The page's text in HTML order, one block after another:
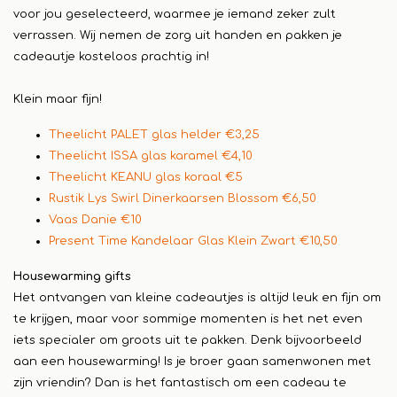
voor jou geselecteerd, waarmee je iemand zeker zult
verrassen. Wij nemen de zorg uit handen en pakken je
cadeautje kosteloos prachtig in!
Klein maar fijn!
Theelicht PALET glas helder €3,25
Theelicht ISSA glas karamel €4,10
Theelicht KEANU glas koraal €5
Rustik Lys Swirl Dinerkaarsen Blossom €6,50
Vaas Danie €10
Present Time Kandelaar Glas Klein Zwart €10,50
Housewarming gifts
Het ontvangen van kleine cadeautjes is altijd leuk en fijn om
te krijgen, maar voor sommige momenten is het net even
iets specialer om groots uit te pakken. Denk bijvoorbeeld
aan een housewarming! Is je broer gaan samenwonen met
zijn vriendin? Dan is het fantastisch om een cadeau te